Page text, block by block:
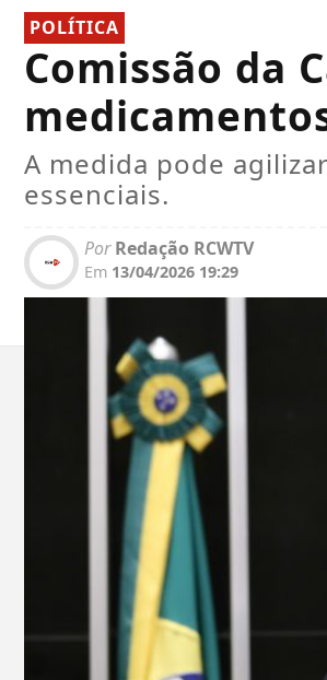
POLÍTICA
Comissão da
A medida pode
essenciais.
PorRedação RCWTV
Em 13/04/2026 19:29